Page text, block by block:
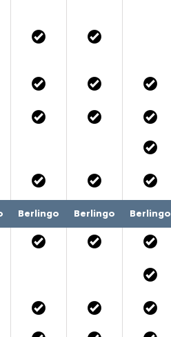
Berlingo Berlingo Berlingo